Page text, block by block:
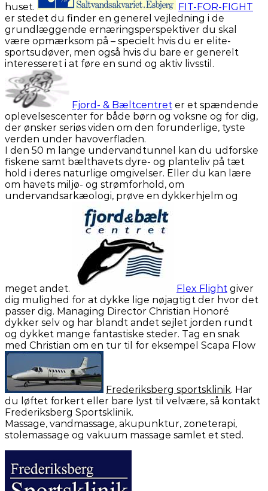
huset.
FIT-FOR-FIGHT
er stedet du finder en generel vejledning i de
grundlæggende ernæringsperspektiver du skal
være opmærksom på – specielt hvis du er elite-
sportsudøver, men også hvis du bare er generelt
interesseret i at føre en sund og aktiv livsstil.
Fjord- & Bæltcentret er et spændende
oplevelsescenter for både børn og voksne og for dig,
der ønsker seriøs viden om den forunderlige, tyste
verden under havoverfladen.
I den 50 m lange undervandtunnel kan du udforske
fiskene samt bælthavets dyre- og planteliv på tæt
hold i deres naturlige omgivelser. Eller du kan lære
om havets miljø- og strømforhold, om
undervandsarkæologi, prøve en dykkerhjelm og
meget andet. Flex Flight giver
dig mulighed for at dykke lige nøjagtigt der hvor det
passer dig. Managing Director Christian Honoré
dykker selv og har blandt andet sejlet jorden rundt
og dykket mange fantastiske steder. Tag en snak
med Christian om en tur til for eksempel Scapa Flow
Frederiksberg sportsklinik. Har
du løftet forkert eller bare lyst til velvære, så kontakt
Frederiksberg Sportsklinik.
Massage, vandmassage, akupunktur, zoneterapi,
stolemassage og vakuum massage samlet et sted.